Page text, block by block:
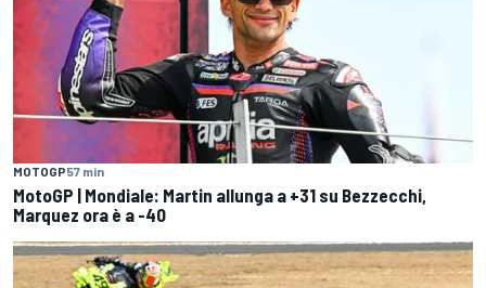
MOTOGP57 min
MotoGP | Mondiale: Martin allunga a +31 su Bezzecchi,
Marquez ora è a -40